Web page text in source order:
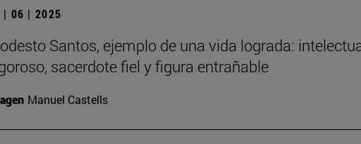
| 06 | 2025
Santos, ejemplo de una vida lograda:
sacerdote fiel y figura entrañable
Manuel Castells